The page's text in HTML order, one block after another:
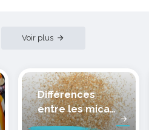
Voir plus
Différences
entre les micas
des pâtes